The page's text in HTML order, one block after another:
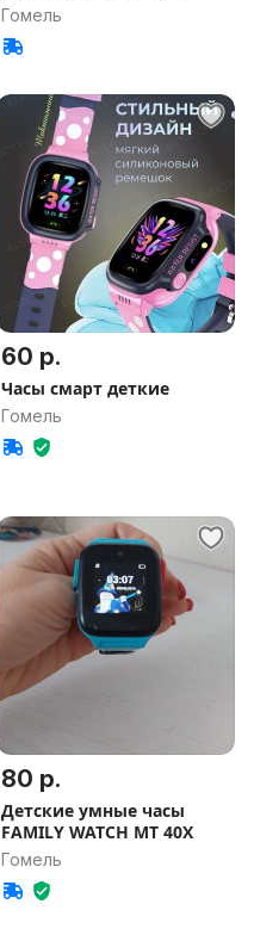
Гомель
60 р.
Часы смарт деткие
Гомель
80 р.
Детские умные часы
FAMILY WATCH MT 40X
Гомель